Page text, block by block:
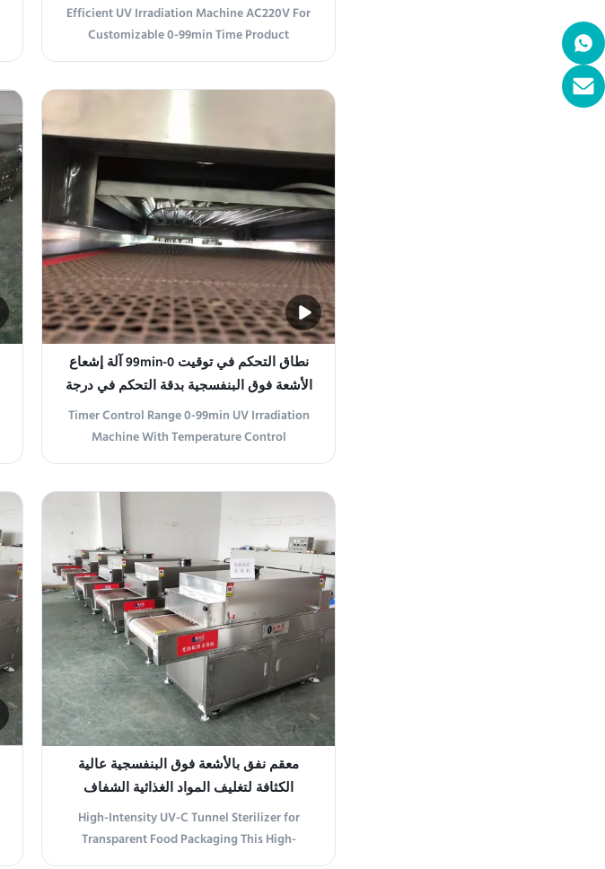
Efficient UV Irradiation Machine AC220V For
Customizable 0-99min Time Product
Overview Our UV Irradiation Machine is an
365nm and dimensions of 120×80×50cm, this
UV radiation ...
نطاق التحكم في توقيت 0-99min آلة إشعاع
الأشعة فوق البنفسجية بدقة التحكم في درجة
الحرارة ± 1C
Timer Control Range 0-99min UV Irradiation
Machine With Temperature Control
Accuracy ±1°C Product Overview This
ultraviolet light for irradiating and curing
various surfaces. Powered by AC220V, this
compact device features precise timer
control (0-99 ...
معقم نفق بالأشعة فوق البنفسجية عالية
الكثافة لتغليف المواد الغذائية الشفاف
High-Intensity UV-C Tunnel Sterilizer for
Transparent Food Packaging This High-
Intensity UV-C Tunnel Sterilizer is purpose-